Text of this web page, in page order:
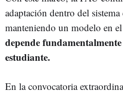
adaptación dentro del
manteniendo un modelo en
depende
estudiante.
En la convocatoria